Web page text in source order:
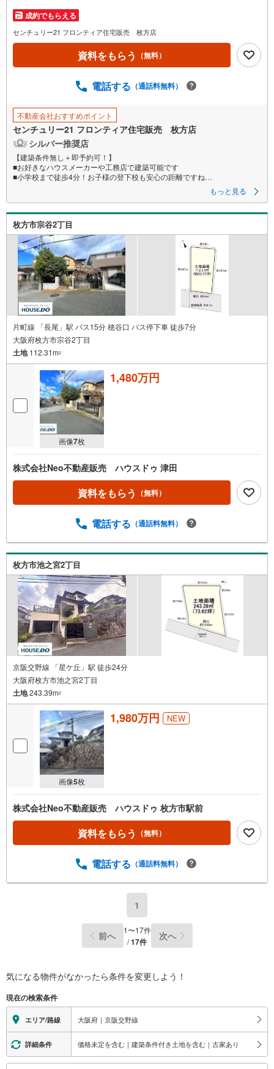
マ
イ
ペ
存
す
る
成約でもらえる
センチュリー21 フロンティア住宅販売 枚方店
資料をもらう （無料）
電話する （通話料無料）
不動産会社おすすめポイント
センチュリー21 フロンティア住宅販売 枚方店
シルバー推奨店
【建築条件無し＋即予約可！】
■お好きなハウスメーカーや工務店で建築可能です
■小学校まで徒歩4分！お子様の登下校も安心の距離ですね
特徴
・交通量が少なく、静かなで落ち着いた生活を提供します
・スーパー、コンビニまで徒歩10分圏内なのでお買い物も便利ですね
立地
・桜丘北小学校まで徒歩約5分
・桜丘中学校まで徒歩約10分
弊社が選ばれる理由
1.お金の扱い方のプロ、ファイナンシャルプランナーが資金計画をサポー
ト！
2.買い替えなどにも対応できる売却専門チームあり！
3.たくさんの銀行と繋がりがあるため、最も低金利になるように審査が可
能！
4.物件のお引渡し後に必要になったお家のリフォームも弊社のリフォームプ
ランナーがご提案！
5.定期的にご連絡を繋ぎ、有事の際に迅速にサポートいたします
弊社は専門家同士が連携をとっているため、より多くの知見がございま
お気軽にお問合せください！
もっと見る
枚方市宗谷2丁目
片町線 「長尾」駅 バス15分 穂谷口 バス停下車 徒歩7分
大阪府枚方市宗谷2丁目
土地112.31m2
画像7枚
1,480万円
株式会社Neo不動産販売 ハウスドゥ 津田
資料をもらう （無料）
電話する （通話料無料）
枚方市池之宮2丁目
京阪交野線 「星ケ丘」駅 徒歩24分
大阪府枚方市池之宮2丁目
土地243.39m2
画像5枚
1,980万円 NEW
株式会社Neo不動産販売 ハウスドゥ 枚方市駅前
資料をもらう （無料）
電話する （通話料無料）
1
前へ 1〜17件
/17件 次へ
気になる物件がなかったら条件を変更しよう！
現在の検索条件
エリア/路線 大阪府｜京阪交野線
詳細条件 価格未定を含む｜建築条件付き土地を含む｜古家あり